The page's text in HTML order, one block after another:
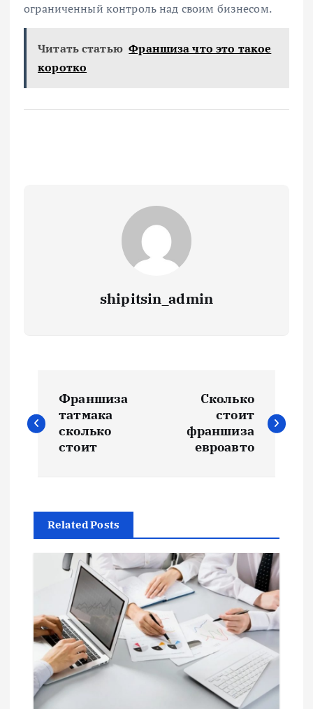
ограниченный контроль над своим бизнесом.
Читать статью Франшиза что это такое
коротко
shipitsin_admin
а
г
а
и
я
п
Франшиза
татмака
сколько
стоит
Сколько
стоит
франшиза
евроавто
Related Posts